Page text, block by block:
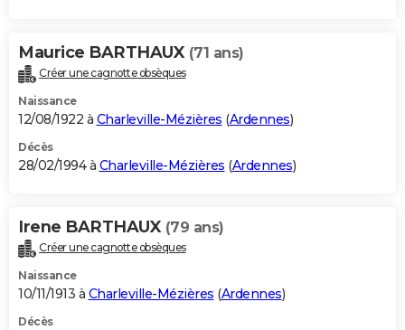
Maurice BARTHAUX (71 ans)
Créer une cagnotte obsèques
Naissance
12/08/1922 à Charleville-Mézières (Ardennes)
Décès
28/02/1994 à Charleville-Mézières (Ardennes)
Irene BARTHAUX (79 ans)
Créer une cagnotte obsèques
Naissance
10/11/1913 à Charleville-Mézières (Ardennes)
Décès